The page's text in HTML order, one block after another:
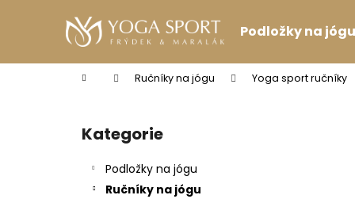
Podložky na jógu
Domů Ručníky na jógu Yoga sport ručníky
Přeskočit
kategorie
Kategorie
Podložky na jógu
Ručníky na jógu
í
Zpět
do
Zpět
do